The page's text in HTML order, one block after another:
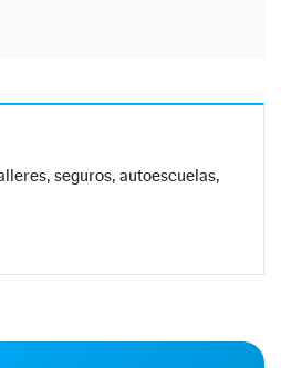
seguros, autoescuelas,